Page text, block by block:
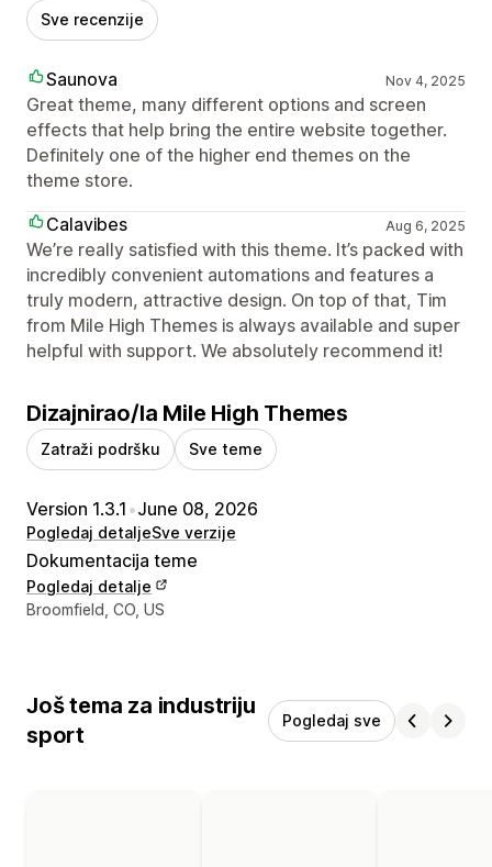
Sve recenzije
Saunova Nov 4, 2025
Great theme, many different options and screen
effects that help bring the entire website together.
Definitely one of the higher end themes on the
theme store.
Calavibes
Aug 6, 2025
We’re really satisfied with this theme. It’s packed with
incredibly convenient automations and features a
truly modern, attractive design. On top of that, Tim
from Mile High Themes is always available and super
helpful with support. We absolutely recommend it!
Dizajnirao/la Mile High Themes
Zatraži podršku Sve teme
Version 1.3.1 •June 08, 2026
Pogledaj detaljeSve verzije
Dokumentacija teme
Pogledaj detalje
Podaci za kontakt dizajnera
Broomfield, CO, US
Još tema za industriju
sport
Pogledaj sve